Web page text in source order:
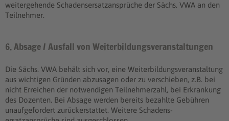
weitergehende Schadensersatzansprüche der Sächs. VWA an den
Teilnehmer.
6. Absage / Ausfall von Weiterbildungsveranstaltungen
Die Sächs. VWA behält sich vor, eine Weiterbildungsveranstaltung
aus wichtigen Gründen abzusagen oder zu verschieben, z.B. bei
nicht Erreichen der notwendigen Teilnehmerzahl, bei Erkrankung
des Dozenten. Bei Absage werden bereits bezahlte Gebühren
unaufgefordert zurückerstattet. Weitere Schadens-